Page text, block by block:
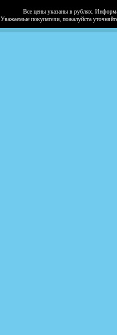
Все цены указаны в рублях.
Уважаемые покупатели, пожалуйста